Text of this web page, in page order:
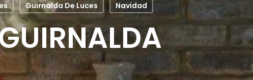
Guirnalda De Luces Navidad